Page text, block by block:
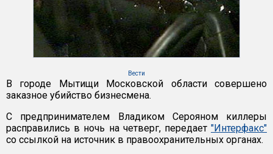
Вести
В городе Мытищи Московской области совершено
заказное убийство бизнесмена.
С предпринимателем Владиком Серояном киллеры
расправились в ночь на четверг, передает "Интерфакс"
со ссылкой на источник в правоохранительных органах.